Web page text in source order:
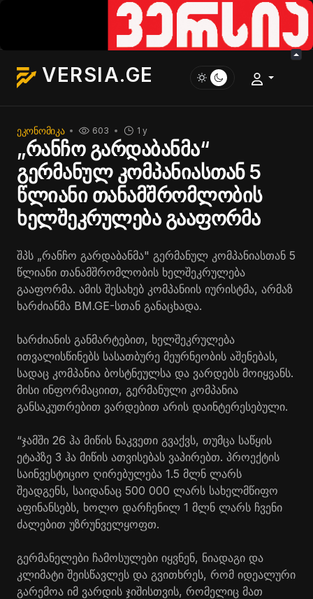
VERSIA.GE
ᲔᲙᲝᲜᲝᲛᲘᲙᲐ 1 y
603
„რანჩო გარდაბანმა“
გერმანულ კომპანიასთან 5
წლიანი თანამშრომლობის
ხელშეკრულება გააფორმა
შპს „რანჩო გარდაბანმა" გერმანულ კომპანიასთან 5
წლიანი თანამშრომლობის ხელშეკრულება
გააფორმა. ამის შესახებ კომპანიის იურისტმა, არმაზ
ხარძიანმა BM.GE-სთან განაცხადა.
ხარძიანის განმარტებით, ხელშეკრულება
ითვალისწინებს სასათბურე მეურნეობის აშენებას,
სადაც კომპანია ბოსტნეულსა და ვარდებს მოიყვანს.
მისი ინფორმაციით, გერმანული კომპანია
განსაკუთრებით ვარდებით არის დაინტერესებული.
“ჯამში 26 ჰა მიწის ნაკვეთი გვაქვს, თუმცა საწყის
ეტაპზე 3 ჰა მიწის ათვისებას ვაპირებთ. პროექტის
საინვესტიციო ღირებულება 1.5 მლნ ლარს
შეადგენს, საიდანაც 500 000 ლარს სახელმწიფო
აფინანსებს, ხოლო დარჩენილ 1 მლნ ლარს ჩვენი
ძალებით უზრუნველყოფთ.
გერმანელები ჩამოსულები იყვნენ, ნიადაგი და
კლიმატი შეისწავლეს და გვითხრეს, რომ იდეალური
გარემოა იმ ვარდის ჯიშისთვის, რომელიც მათ